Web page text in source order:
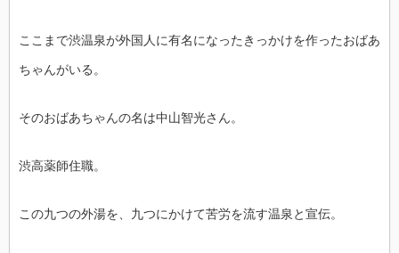
ここまで渋温泉が外国人に有名になったきっかけを作ったおばあ
ちゃんがいる。
そのおばあちゃんの名は中山智光さん。
渋高薬師住職。
この九つの外湯を、九つにかけて苦労を流す温泉と宣伝。